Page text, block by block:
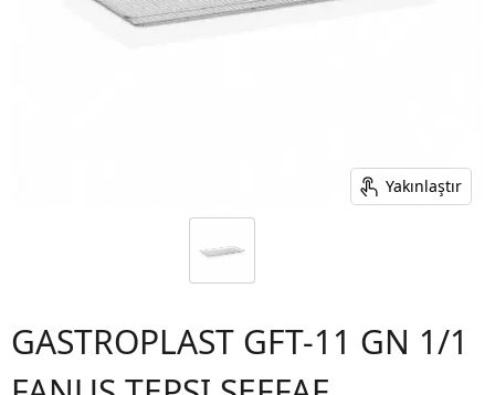
Yakınlaştır
GASTROPLAST GFT-11 GN 1/1